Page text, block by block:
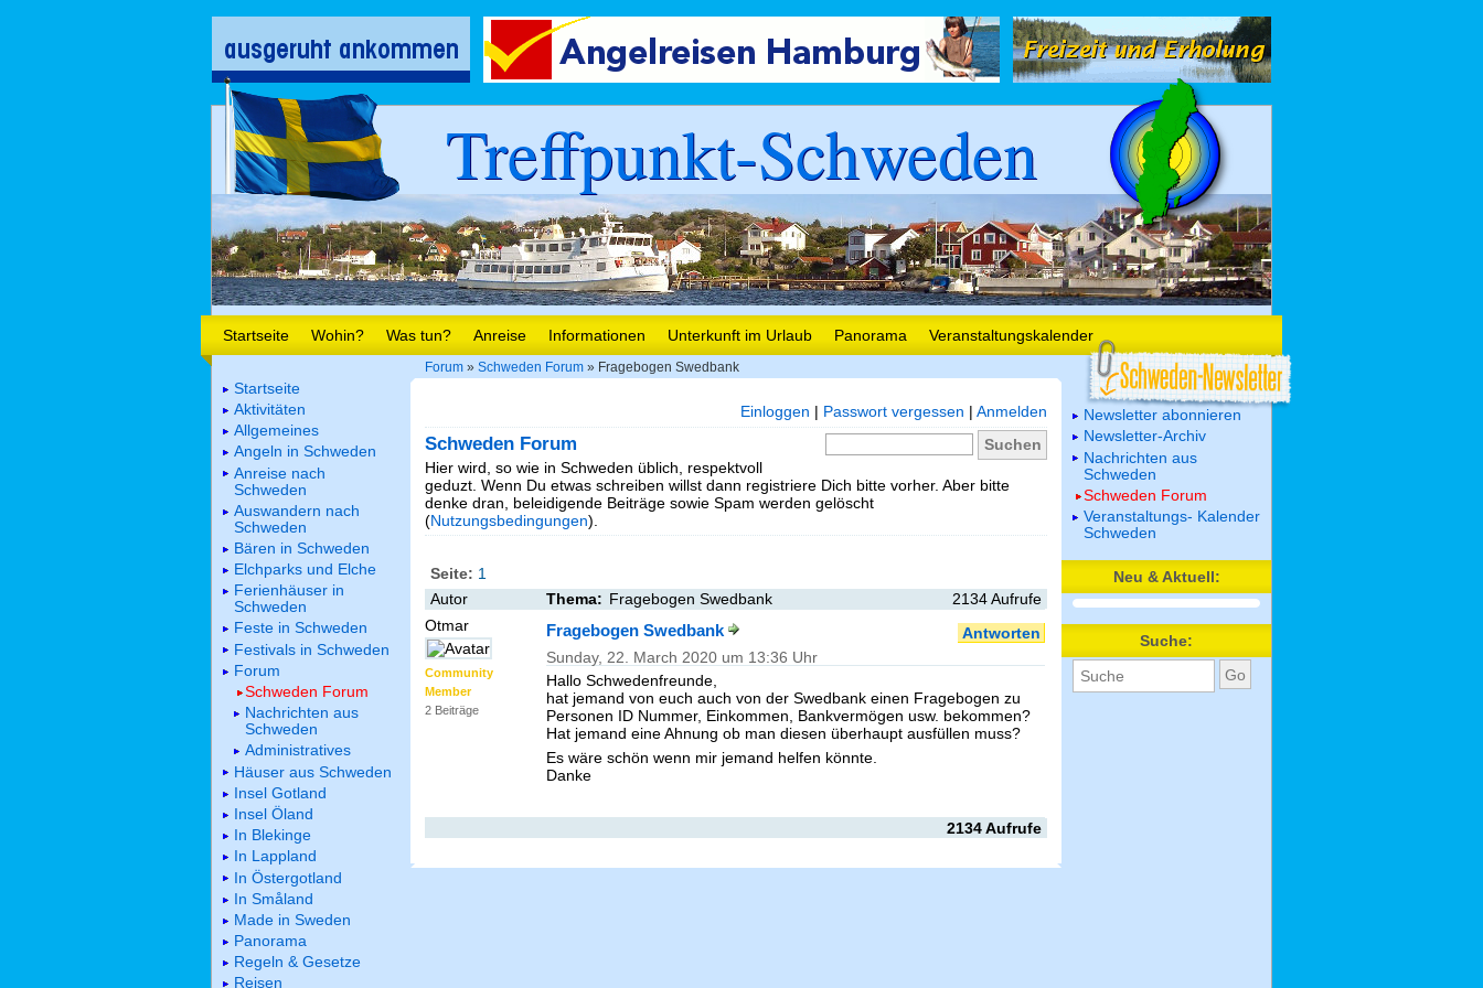
Treffpunkt-Schweden
Startseite Wohin? Was tun? Anreise Informationen Unterkunft im Urlaub Panorama Veranstaltungskalender
Forum » Schweden Forum » Fragebogen Swedbank
Einloggen | Passwort vergessen | Anmelden
Schweden Forum
Hier wird, so wie in Schweden üblich, respektvoll
geduzt. Wenn Du etwas schreiben willst dann registriere Dich bitte vorher. Aber bitte
denke dran, beleidigende Beiträge sowie Spam werden gelöscht
(Nutzungsbedingungen).
Seite: 1
Autor
Thema: Fragebogen Swedbank
2134 Aufrufe
Otmar
Community
Member
2 Beiträge
Antworten
Fragebogen Swedbank
Sunday, 22. March 2020 um 13:36 Uhr
Hallo Schwedenfreunde,
hat jemand von euch auch von der Swedbank einen Fragebogen zu
Personen ID Nummer, Einkommen, Bankvermögen usw. bekommen?
Hat jemand eine Ahnung ob man diesen überhaupt ausfüllen muss?
Es wäre schön wenn mir jemand helfen könnte.
Danke
2134 Aufrufe
Startseite
Aktivitäten
Allgemeines
Angeln in Schweden
Anreise nach
Schweden
Auswandern nach
Schweden
Bären in Schweden
Elchparks und Elche
Ferienhäuser in
Schweden
Feste in Schweden
Festivals in Schweden
Forum
Schweden Forum
Nachrichten aus
Schweden
Administratives
Häuser aus Schweden
Insel Gotland
Insel Öland
In Blekinge
In Lappland
In Östergotland
In Småland
Made in Sweden
Panorama
Regeln & Gesetze
Reisen
Newsletter abonnieren
Newsletter-Archiv
Nachrichten aus
Schweden
Schweden Forum
Veranstaltungs- Kalender
Schweden
Neu & Aktuell:
Suche: